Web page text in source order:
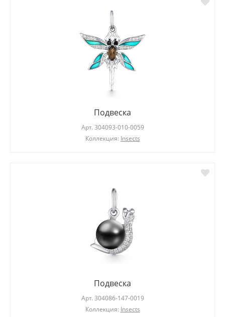
Подвеска
Арт. 304093-010-0059
Коллекция: Insects
Подвеска
Арт. 304086-147-0019
Коллекция: Insects